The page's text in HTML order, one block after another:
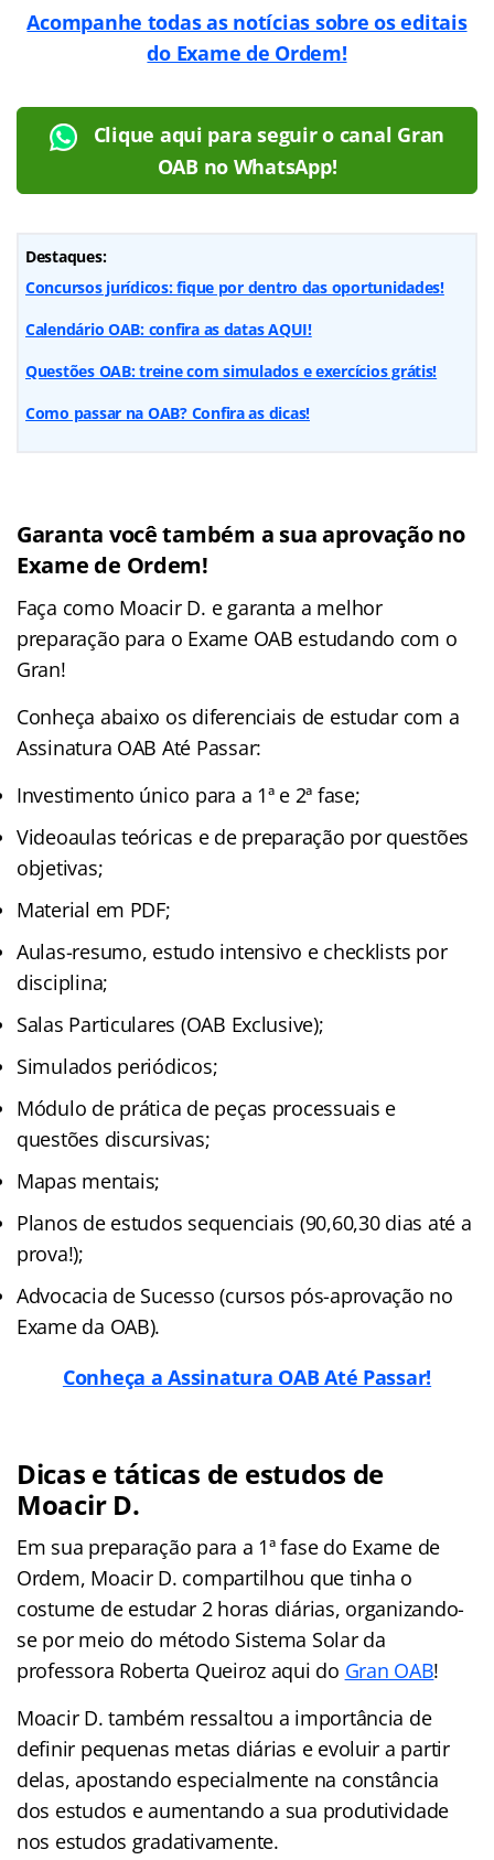
Acompanhe todas as notícias sobre os editais
do Exame de Ordem!
Clique aqui para seguir o canal Gran
OAB no WhatsApp!
Destaques:
Concursos jurídicos: fique por dentro das oportunidades!
Calendário OAB: confira as datas AQUI!
Questões OAB: treine com simulados e exercícios grátis!
Como passar na OAB? Confira as dicas!
Garanta você também a sua aprovação no
Exame de Ordem!
Faça como Moacir D. e garanta a melhor
preparação para o Exame OAB estudando com o
Gran!
Conheça abaixo os diferenciais de estudar com a
Assinatura OAB Até Passar:
Investimento único para a 1ª e 2ª fase;
Videoaulas teóricas e de preparação por questões
objetivas;
Material em PDF;
Aulas-resumo, estudo intensivo e checklists por
disciplina;
Salas Particulares (OAB Exclusive);
Simulados periódicos;
Módulo de prática de peças processuais e
questões discursivas;
Mapas mentais;
Planos de estudos sequenciais (90,60,30 dias até a
prova!);
Advocacia de Sucesso (cursos pós-aprovação no
Exame da OAB).
Conheça a Assinatura OAB Até Passar!
Dicas e táticas de estudos de
Moacir D.
Em sua preparação para a 1ª fase do Exame de
Ordem, Moacir D. compartilhou que tinha o
costume de estudar 2 horas diárias, organizando-
se por meio do método Sistema Solar da
professora Roberta Queiroz aqui do Gran OAB!
Moacir D. também ressaltou a importância de
definir pequenas metas diárias e evoluir a partir
delas, apostando especialmente na constância
dos estudos e aumentando a sua produtividade
nos estudos gradativamente.